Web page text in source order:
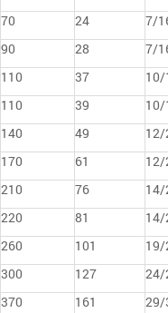
70 24
7/
90 28
7/
110 37
10/
110 39
10/
140 49
12/
170 61
12/
210 76
14/
220 81
14/
260 101
19/
300 127
24/
370 161
29/